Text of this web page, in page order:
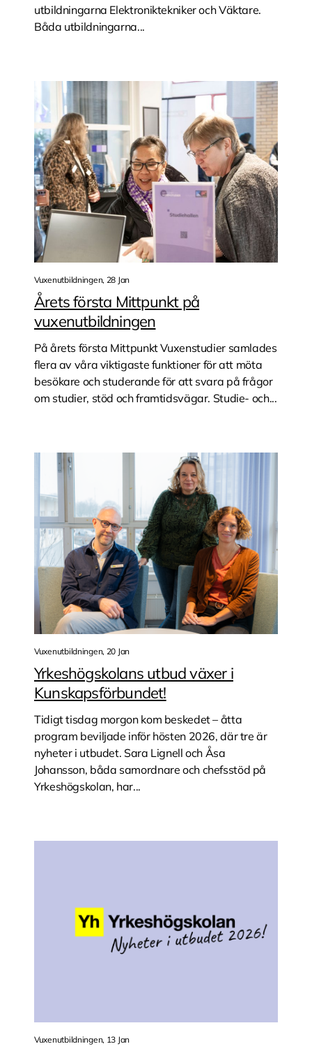
utbildningarna Elektroniktekniker och Väktare.
Båda utbildningarna...
Vuxenutbildningen, 28 Jan
Årets första Mittpunkt på
vuxenutbildningen
På årets första Mittpunkt Vuxenstudier samlades
flera av våra viktigaste funktioner för att möta
besökare och studerande för att svara på frågor
om studier, stöd och framtidsvägar. Studie- och...
Vuxenutbildningen, 20 Jan
Yrkeshögskolans utbud växer i
Kunskapsförbundet!
Tidigt tisdag morgon kom beskedet – åtta
program beviljade inför hösten 2026, där tre är
nyheter i utbudet. Sara Lignell och Åsa
Johansson, båda samordnare och chefsstöd på
Yrkeshögskolan, har...
Vuxenutbildningen, 13 Jan